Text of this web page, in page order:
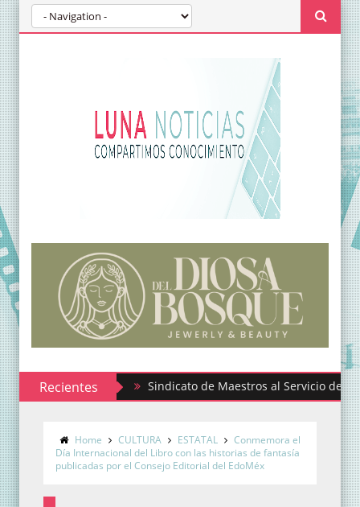
RecientesSindicato de Maestros al Servicio del Estado
Home CULTURA ESTATAL
Conmemora el
Día Internacional del Libro con las historias de fantasía
publicadas por el Consejo Editorial del EdoMéx